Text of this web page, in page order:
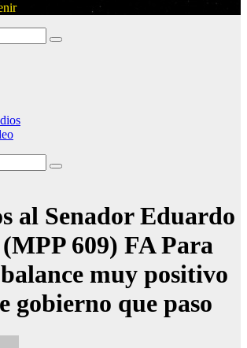
al Senador Eduardo
609) FA Para
muy positivo
gobierno que paso